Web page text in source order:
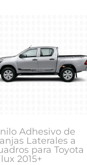
Adhesivo de
Laterales a
para Toyota
2015+